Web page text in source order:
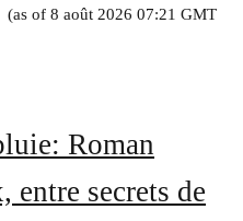
(as of 8 août 2026 07:21 GMT
Roman
entre secrets de